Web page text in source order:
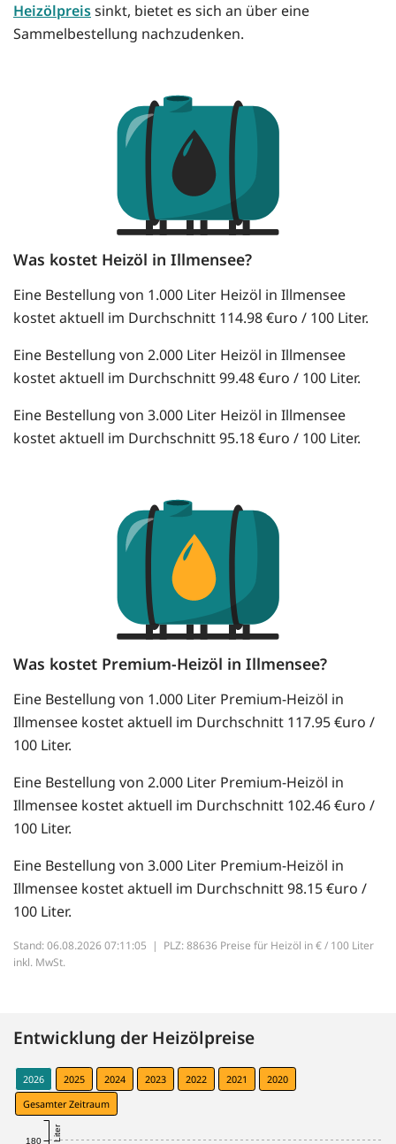
Heizölpreissinkt, bietet es sich an über eine
Sammelbestellung nachzudenken.
Was kostet Heizöl in Illmensee?
Eine Bestellung von 1.000 Liter Heizöl in Illmensee
kostet aktuell im Durchschnitt 114.98 €uro / 100 Liter.
Eine Bestellung von 2.000 Liter Heizöl in Illmensee
kostet aktuell im Durchschnitt 99.48 €uro / 100 Liter.
Eine Bestellung von 3.000 Liter Heizöl in Illmensee
kostet aktuell im Durchschnitt 95.18 €uro / 100 Liter.
Was kostet Premium-Heizöl in Illmensee?
Eine Bestellung von 1.000 Liter Premium-Heizöl in
Illmensee kostet aktuell im Durchschnitt 117.95 €uro /
100 Liter.
Eine Bestellung von 2.000 Liter Premium-Heizöl in
Illmensee kostet aktuell im Durchschnitt 102.46 €uro /
100 Liter.
Eine Bestellung von 3.000 Liter Premium-Heizöl in
Illmensee kostet aktuell im Durchschnitt 98.15 €uro /
100 Liter.
Stand: 06.08.2026 07:11:05 | PLZ: 88636 Preise für Heizöl in € / 100 Liter
inkl. MwSt.
Entwicklung der Heizölpreise
2026 2025 2024 2023 2022 2021
2020
Gesamter Zeitraum
180